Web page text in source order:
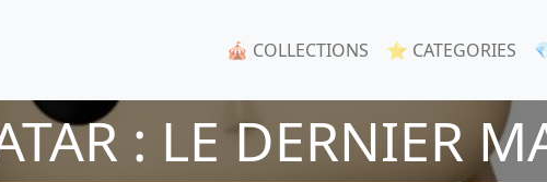
🎪 COLLECTIONS ⭐ CATEGORIES
: LE DERNIER